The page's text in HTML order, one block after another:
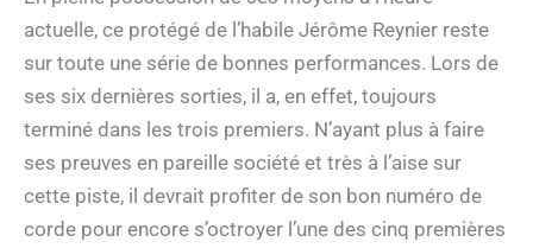
actuelle, ce protégé de l’habile Jérôme Reynier reste
sur toute une série de bonnes performances. Lors de
ses six dernières sorties, il a, en effet, toujours
terminé dans les trois premiers. N’ayant plus à faire
ses preuves en pareille société et très à l’aise sur
cette piste, il devrait profiter de son bon numéro de
corde pour encore s’octroyer l’une des cinq premières